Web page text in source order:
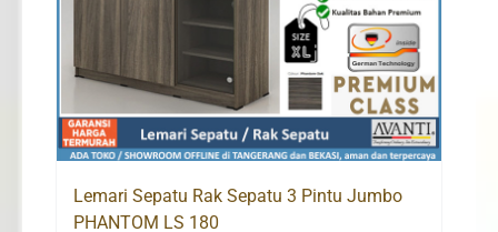
Lemari Sepatu Rak Sepatu 3 Pintu Jumbo
PHANTOM LS 180